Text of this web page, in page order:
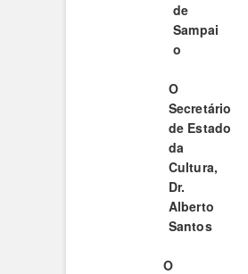
de
Sampai
o
O
Secretário
de Estado
da
Cultura,
Dr.
Alberto
Santos
O